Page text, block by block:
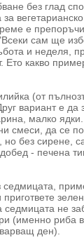
без глад
е
сам ще
и неделя,
Ето какво
(от
вариант е
малко
смеси, да се
но без сирене,
- печена
седмицата,
не
(именно
ден).